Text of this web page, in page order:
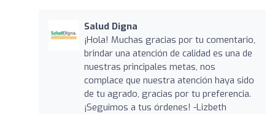
Salud Digna
¡Hola! Muchas gracias por tu comentario,
brindar una atención de calidad es una de
nuestras principales metas, nos
complace que nuestra atención haya sido
de tu agrado, gracias por tu preferencia.
¡Seguimos a tus órdenes! -Lizbeth